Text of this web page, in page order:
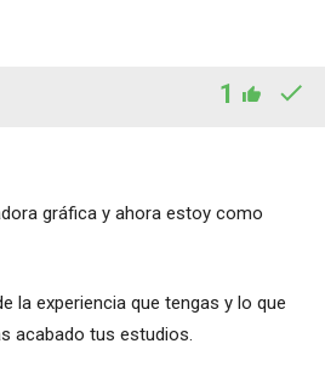
1
gráfica y ahora estoy como
la experiencia que tengas y lo que
acabado tus estudios.